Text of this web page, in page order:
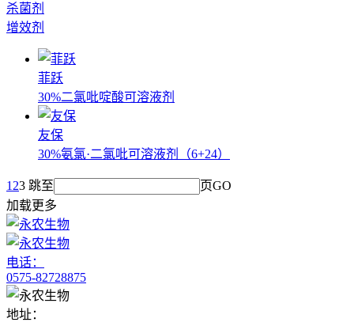
杀菌剂
增效剂
菲跃
30%二氯吡啶酸可溶液剂
友保
30%氨氯·二氯吡可溶液剂（6+24）
1 23 跳至 页GO
加载更多
电话：
0575-82728875
地址：